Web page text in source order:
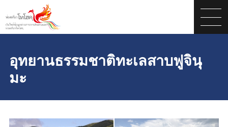
อุทยานธรรมชาติทะเลสาบฟูจินุ
มะ